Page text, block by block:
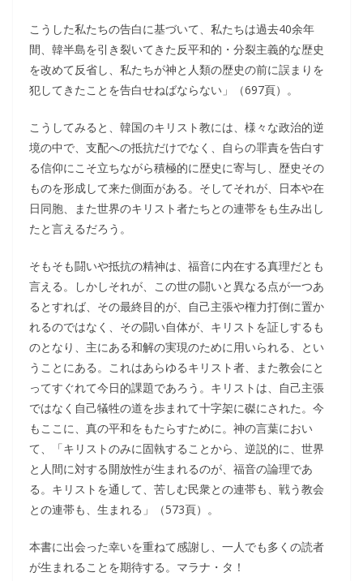
こうした私たちの告白に基づいて、私たちは過去40余年
間、韓半島を引き裂いてきた反平和的・分裂主義的な歴史
を改めて反省し、私たちが神と人類の歴史の前に誤まりを
犯してきたことを告白せねばならない」（697頁）。
こうしてみると、韓国のキリスト教には、様々な政治的逆
境の中で、支配への抵抗だけでなく、自らの罪責を告白す
る信仰にこそ立ちながら積極的に歴史に寄与し、歴史その
ものを形成して来た側面がある。そしてそれが、日本や在
日同胞、また世界のキリスト者たちとの連帯をも生み出し
たと言えるだろう。
そもそも闘いや抵抗の精神は、福音に内在する真理だとも
言える。しかしそれが、この世の闘いと異なる点が一つあ
るとすれば、その最終目的が、自己主張や権力打倒に置か
れるのではなく、その闘い自体が、キリストを証しするも
のとなり、主にある和解の実現のために用いられる、とい
うことにある。これはあらゆるキリスト者、また教会にと
ってすぐれて今日的課題であろう。キリストは、自己主張
ではなく自己犠牲の道を歩まれて十字架に磔にされた。今
もここに、真の平和をもたらすために。神の言葉におい
て、「キリストのみに固執することから、逆説的に、世界
と人間に対する開放性が生まれるのが、福音の論理であ
る。キリストを通して、苦しむ民衆との連帯も、戦う教会
との連帯も、生まれる」（573頁）。
本書に出会った幸いを重ねて感謝し、一人でも多くの読者
が生まれることを期待する。マラナ・タ！